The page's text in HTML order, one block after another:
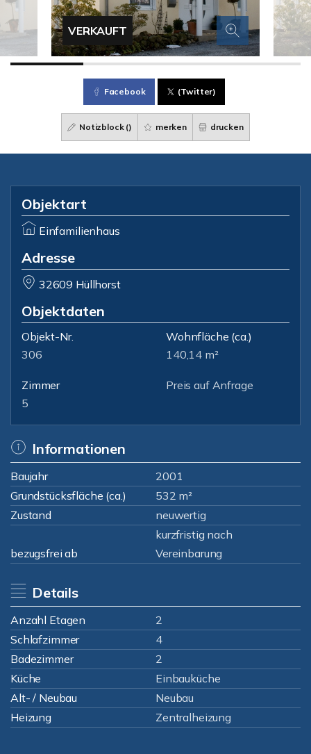
VERKAUFT
Facebook (Twitter)
Notizblock () merken drucken
Objektart
Einfamilienhaus
Adresse
32609 Hüllhorst
Objektdaten
Objekt-Nr.
306
Wohnfläche (ca.)
140,14 m²
Zimmer
5
Preis auf Anfrage
Informationen
Baujahr
2001
Grundstücksfläche (ca.)
532 m²
Zustand
neuwertig
bezugsfrei ab
kurzfristig nach
Vereinbarung
Details
Anzahl Etagen
2
Schlafzimmer
4
Badezimmer
2
Küche
Einbauküche
Alt- / Neubau
Neubau
Heizung
Zentralheizung